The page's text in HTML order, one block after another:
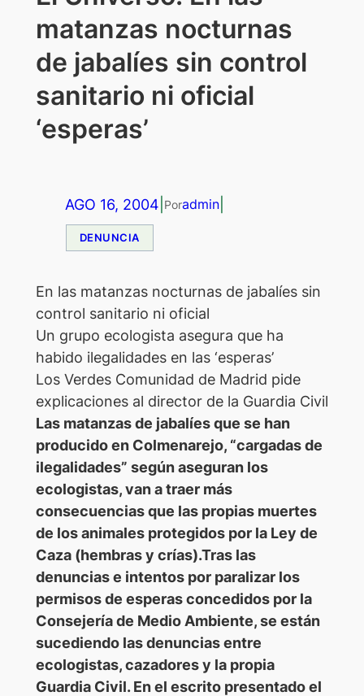
matanzas nocturnas
de jabalíes sin control
sanitario ni oficial
‘esperas’
AGO 16, 2004 Poradmin|
DENUNCIA
En las matanzas nocturnas de jabalíes sin
control sanitario ni oficial
Un grupo ecologista asegura que ha
habido ilegalidades en las ‘esperas’
Los Verdes Comunidad de Madrid pide
explicaciones al director de la Guardia Civil
Las matanzas de jabalíes que se han
producido en Colmenarejo, “cargadas de
ilegalidades” según aseguran los
ecologistas, van a traer más
consecuencias que las propias muertes
de los animales protegidos por la Ley de
Caza (hembras y crías).Tras las
denuncias e intentos por paralizar los
permisos de esperas concedidos por la
Consejería de Medio Ambiente, se están
sucediendo las denuncias entre
ecologistas, cazadores y la propia
Guardia Civil. En el escrito presentado el